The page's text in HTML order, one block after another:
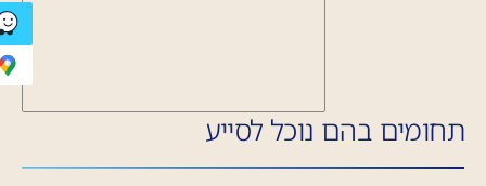
תחומים בהם נוכל לסייע